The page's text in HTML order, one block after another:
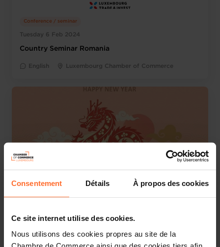
Consentement Détails À propos des cookies
Ce site internet utilise des cookies.
Nous utilisons des cookies propres au site de la
Tuesday 6 Feb 2024
Conference / seminar
Country Seminar Romania
English Luxembourg Chamber of Commerce
Chinese New Year 2024
Luxembourg Chamber of Commerce